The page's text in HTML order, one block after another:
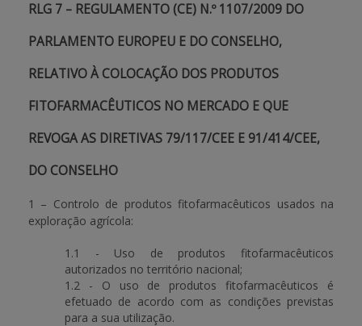
RLG 7 – REGULAMENTO (CE) N.º 1107/2009 DO
PARLAMENTO EUROPEU E DO CONSELHO,
RELATIVO À COLOCAÇÃO DOS PRODUTOS
FITOFARMACÊUTICOS NO MERCADO E QUE
REVOGA AS DIRETIVAS 79/117/CEE E 91/414/CEE,
DO CONSELHO
1 – Controlo de produtos fitofarmacêuticos usados na
exploração agrícola:
1.1 - Uso de produtos fitofarmacêuticos
autorizados no território nacional;
1.2 - O uso de produtos fitofarmacêuticos é
efetuado de acordo com as condições previstas
para a sua utilização.